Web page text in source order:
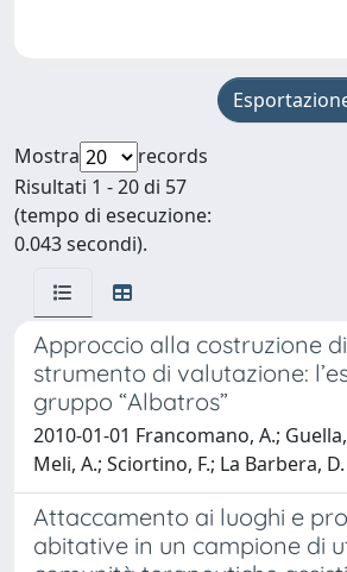
Mostra
records
Risultati 1 - 20 di 57
(tempo di esecuzione:
0.043 secondi).
Approccio alla costruzione
strumento di valutazione:
gruppo “Albatros”
2010-01-01 Francomano, A.;
Meli, A.; Sciortino, F.; La Barbera, D.
Attaccamento ai luoghi e
abitative in un campione di